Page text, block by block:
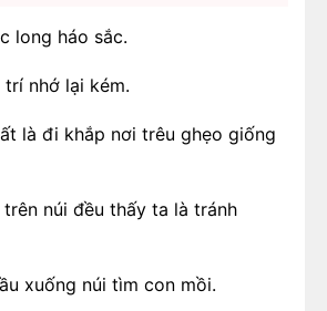
long háo sắc.
nhớ lại kém.
là đi khắp nơi trêu ghẹo giống
núi đều thấy ta là tránh
xuống núi tìm con mồi.